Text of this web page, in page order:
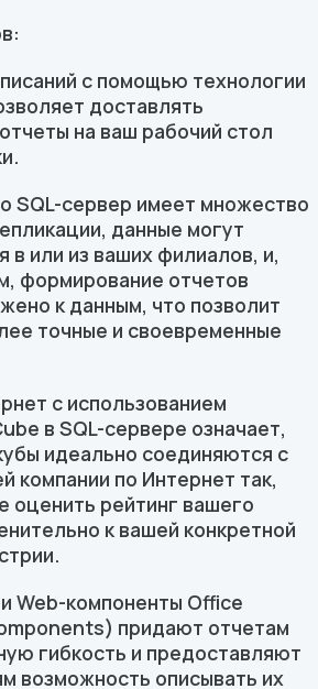
с помощью технологии
доставлять
на ваш рабочий стол
SQL-сервер имеет множество
данные могут
в или из ваших филиалов, и,
формирование отчетов
к данным, что позволит
точные и своевременные
с использованием
в SQL-сервере означает,
идеально соединяются с
компании по Интернет так,
оценить рейтинг вашего
к вашей конкретной
Web-компоненты Office
придают отчетам
гибкость и предоставляют
возможность описывать их